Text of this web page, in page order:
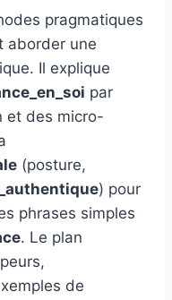
pragmatiques
aborder une
Il explique
par
et des micro-
(posture,
) pour
phrases simples
. Le plan
de